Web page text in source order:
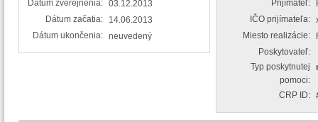
Dátum zverejnenia: 03.12.2013
Dátum začatia:
14.06.2013
Dátum ukončenia: neuvedený
Prijímateľ:
IČO prijímateľa:
Miesto realizácie:
Poskytovateľ:
Typ poskytnutej
pomoci:
CRP ID: